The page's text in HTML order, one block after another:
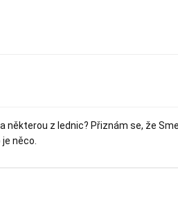
z lednic? Přiznám se, že
něco.